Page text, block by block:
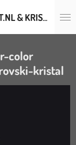
GROENENSTEYN-LIGHT.NL & KRISTALLENLUSTERS.BE
color
kristal